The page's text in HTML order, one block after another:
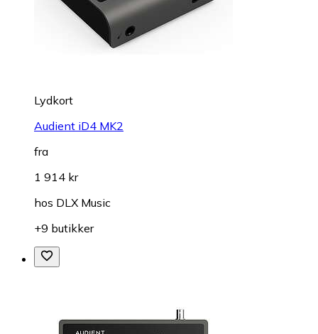
Lydkort
Audient iD4 MK2
fra
1 914 kr
hos DLX Music
+9 butikker